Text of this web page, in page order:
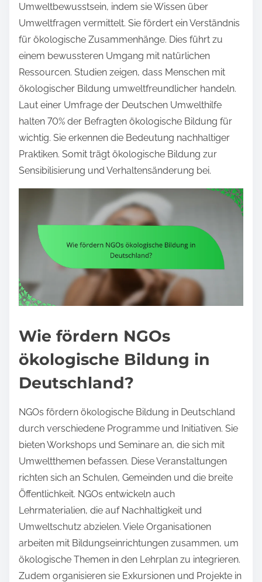
Umweltbewusstsein, indem sie Wissen über
Umweltfragen vermittelt. Sie fördert ein Verständnis
für ökologische Zusammenhänge. Dies führt zu
einem bewussteren Umgang mit natürlichen
Ressourcen. Studien zeigen, dass Menschen mit
ökologischer Bildung umweltfreundlicher handeln.
Laut einer Umfrage der Deutschen Umwelthilfe
halten 70% der Befragten ökologische Bildung für
wichtig. Sie erkennen die Bedeutung nachhaltiger
Praktiken. Somit trägt ökologische Bildung zur
Sensibilisierung und Verhaltensänderung bei.
Wie fördern NGOs
ökologische Bildung in
Deutschland?
NGOs fördern ökologische Bildung in Deutschland
durch verschiedene Programme und Initiativen. Sie
bieten Workshops und Seminare an, die sich mit
Umweltthemen befassen. Diese Veranstaltungen
richten sich an Schulen, Gemeinden und die breite
Öffentlichkeit. NGOs entwickeln auch
Lehrmaterialien, die auf Nachhaltigkeit und
Umweltschutz abzielen. Viele Organisationen
arbeiten mit Bildungseinrichtungen zusammen, um
ökologische Themen in den Lehrplan zu integrieren.
Zudem organisieren sie Exkursionen und Projekte in